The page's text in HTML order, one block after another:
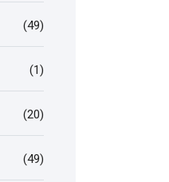
(49)
(1)
(20)
(49)